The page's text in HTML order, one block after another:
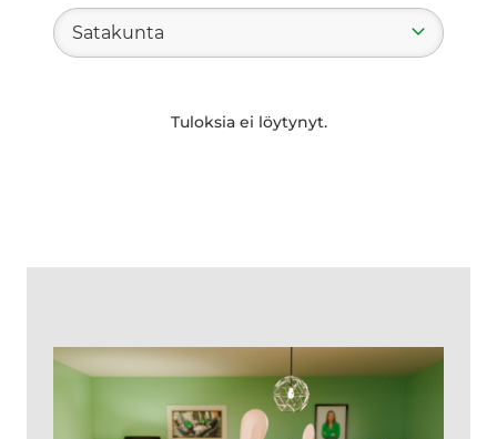
Satakunta
Tuloksia ei löytynyt.